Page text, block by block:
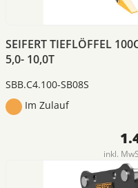
SEIFERT TIEFLÖFFEL
5,0- 10,0T
SBB.C4.100-SB08S
Im Zulauf
inkl.